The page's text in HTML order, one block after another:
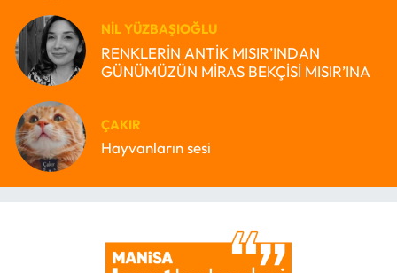
NIL YÜZBAŞIOĞLU
RENKLERİN ANTİK MISIR’INDAN
GÜNÜMÜZÜN MİRAS BEKÇİSİ MISIR’INA
ÇAKIR
Hayvanların sesi